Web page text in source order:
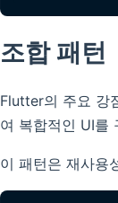
조합 패턴
Flutter의 주요 강
여 복합적인 UI를
이 패턴은 재사용